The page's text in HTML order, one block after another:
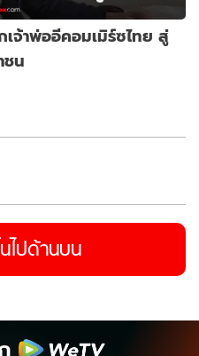
จ้าพ่ออีคอมเมิร์ซไทย สู่
ชน
ไปด้านบน